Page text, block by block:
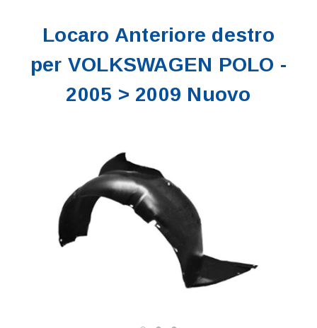
Locaro Anteriore destro
per VOLKSWAGEN POLO -
2005 > 2009 Nuovo